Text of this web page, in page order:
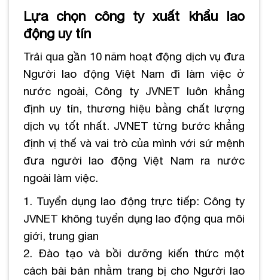
Lựa chọn công ty xuất khẩu lao
động uy tín
Trải qua gần 10 năm hoạt động dịch vụ đưa
Người lao động Việt Nam đi làm việc ở
nước ngoài, Công ty JVNET luôn khẳng
định uy tín, thương hiệu bằng chất lượng
dịch vụ tốt nhất. JVNET từng bước khẳng
định vị thế và vai trò của mình với sứ mệnh
đưa người lao động Việt Nam ra nước
ngoài làm việc.
1. Tuyển dụng lao động trực tiếp: Công ty
JVNET không tuyển dụng lao động qua môi
giới, trung gian
2. Đào tạo và bồi dưỡng kiến thức một
cách bài bản nhằm trang bị cho Người lao